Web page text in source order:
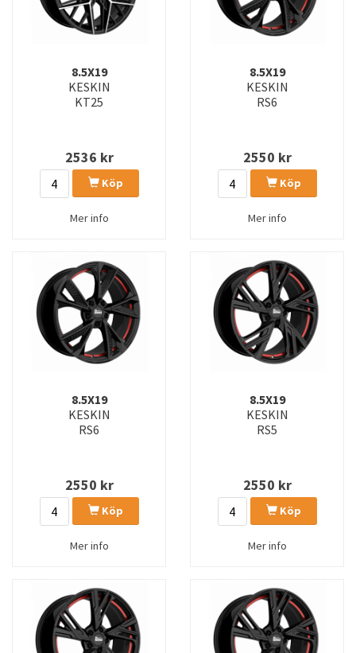
8.5X19
KESKIN
KT25
2536 kr
Köp
Mer info
8.5X19
KESKIN
RS6
2550 kr
Köp
Mer info
8.5X19
KESKIN
RS6
2550 kr
Köp
Mer info
8.5X19
KESKIN
RS5
2550 kr
Köp
Mer info